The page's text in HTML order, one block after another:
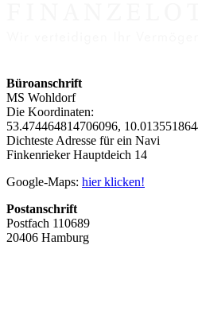
Büroanschrift
MS Wohldorf
Die Koordinaten:
53.474464814706096,
Dichteste Adresse für ein Navi
Finkenrieker Hauptdeich 14
Google-Maps: hier klicken!
Postanschrift
Postfach 110689
20406 Hamburg